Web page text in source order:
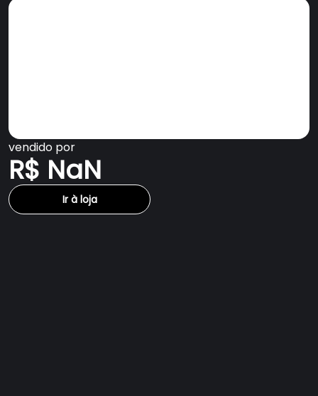
vendido por
R$ NaN
Ir à loja